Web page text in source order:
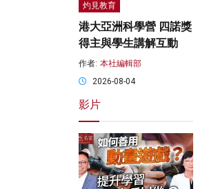
灼見教育
港大亞洲科學營 四諾獎
得主與學生講解互動
作者: 本社編輯部
2026-08-04
影片